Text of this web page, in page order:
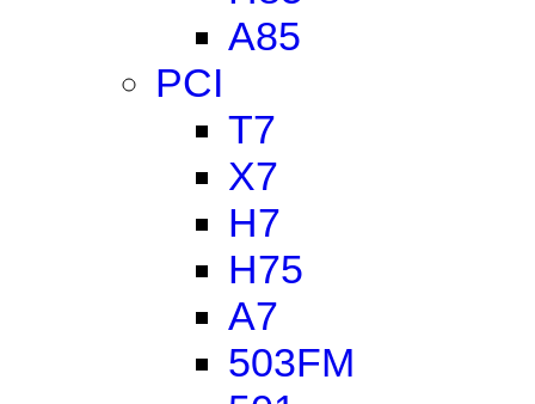
A85
PCI
T7
X7
H7
H75
A7
503FM